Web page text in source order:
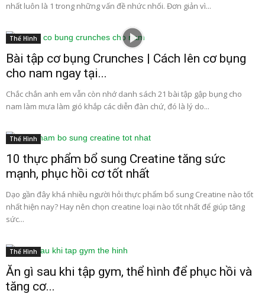
nhất luôn là 1 trong những vấn đề nhức nhối. Đơn giản vì...
Thể Hình
Bài tập cơ bụng Crunches | Cách lên cơ bụng
cho nam ngay tại...
Chắc chắn anh em vẫn còn nhớ danh sách 21 bài tập gập bụng cho
nam làm mưa làm gió khắp các diễn đàn chứ, đó là lý do...
Thể Hình
10 thực phẩm bổ sung Creatine tăng sức
mạnh, phục hồi cơ tốt nhất
Dạo gần đây khá nhiều người hỏi thực phẩm bổ sung Creatine nào tốt
nhất hiện nay? Hay nên chọn creatine loại nào tốt nhất để giúp tăng
sức...
Thể Hình
Ăn gì sau khi tập gym, thể hình để phục hồi và
tăng cơ...